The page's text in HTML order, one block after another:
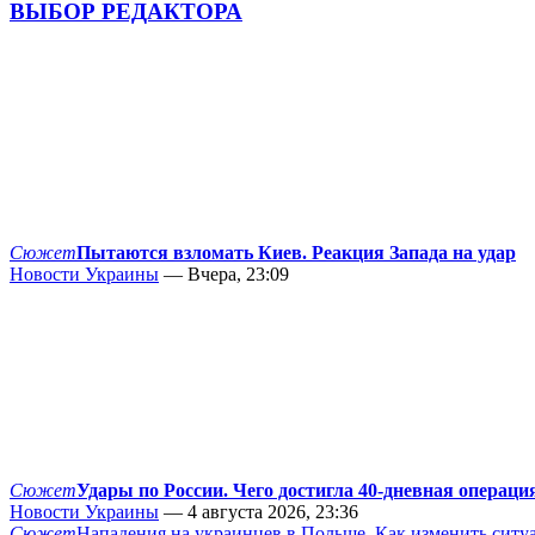
ВЫБОР РЕДАКТОРА
СюжетПытаются взломать Киев. Реакция Запада на удар
Новости Украины — Вчера, 23:09
СюжетУдары по России. Чего достигла 40-дневная
Новости Украины — 4 августа 2026, 23:36